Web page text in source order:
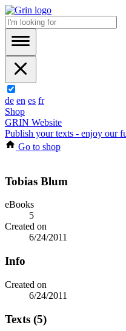
de en es fr
Shop
GRIN Website
Publish your texts - enjoy our
Go to shop
Tobias Blum
eBooks
5
Created on
6/24/2011
Info
Created on
6/24/2011
Texts (5)